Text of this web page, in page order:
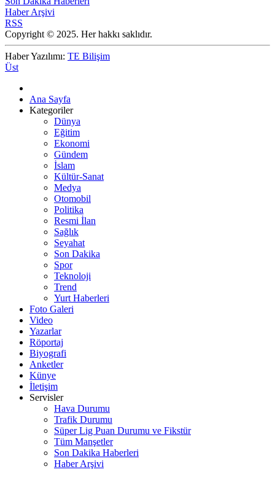
Haber Arşivi
RSS
Copyright © 2025. Her hakkı saklıdır.
Haber Yazılımı: TE Bilişim
Üst
Ana Sayfa
Kategoriler
Dünya
Eğitim
Ekonomi
Gündem
İslam
Kültür-Sanat
Medya
Otomobil
Politika
Resmi İlan
Sağlık
Seyahat
Son Dakika
Spor
Teknoloji
Trend
Yurt Haberleri
Foto Galeri
Video
Yazarlar
Röportaj
Biyografi
Anketler
Künye
İletişim
Servisler
Hava Durumu
Trafik Durumu
Süper Lig Puan Durumu ve Fikstür
Tüm Manşetler
Son Dakika Haberleri
Haber Arşivi